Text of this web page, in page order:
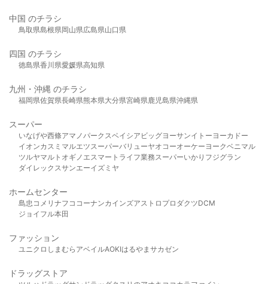
中国 のチラシ
鳥取県島根県岡山県広島県山口県
四国 のチラシ
徳島県香川県愛媛県高知県
九州・沖縄 のチラシ
福岡県佐賀県長崎県熊本県大分県宮崎県鹿児島県沖縄県
スーパー
いなげや西條アマノパークスベイシア ビッグヨーサンイトーヨーカドー
イオンカスミ マルエツスーパーバリューヤオコーオーケー ヨークベニマル
ツルヤマルト オギノ エスマート ライフ業務スーパーいかり フジグラン
ダイレックスサンエーイズミヤ
ホームセンター
島忠 コメリ ナフコ コーナンカインズアストロプロダクツDCM
ジョイフル本田
ファッション
ユニクロ しまむら アベイルAOKIはるやま サカゼン
ドラッグストア